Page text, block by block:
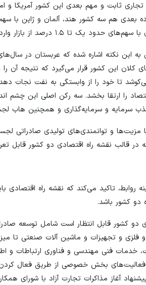
تجاری ثابت و مهم بعدی این کشور آمریکا
از بازار واردات عربستان نام برد.
نکته اشاره شده که عربستان در
عربستان ملاحظه کرد. این کشور در قالب چشم انداز ۲۰۳۰ می‌کوشد تا خود را
را ارتقا بخشد. سه رکن اصلی این چشم
و سرمایه‌گذاری و همچنین هاب
راهبردهای اصلی چشم انداز ۲۰۳۰ عربستان با مزیت‌ها و
در قالب نقشه راه اقتصادی دو کشور قابل
روابط، تاکید می‌کند که نقشه راه اقتصادی
دو کشور باشد.
دو کشور قابل انتظار است شامل توسعه
فنی مهندسی و فناوری ارتباطات و
فعالیت‌های بخش خصوصی از طریق فعال کردن
آغاز مذاکرات تجارت آزاد با شورای